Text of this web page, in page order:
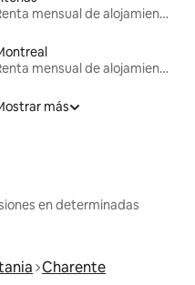
Renta mensual de alojamientos
Renta mensual de alojamientos
más
en determinadas
Charente